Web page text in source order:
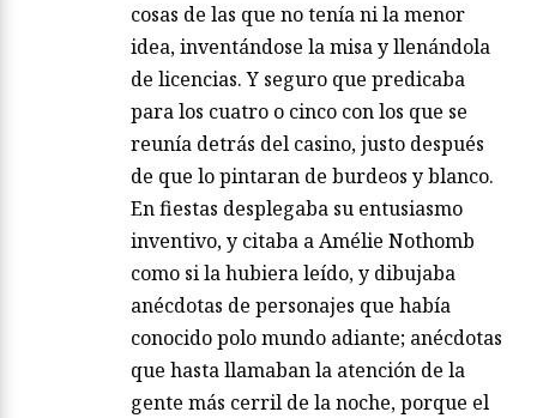
cosas de las que no tenía ni la menor
idea, inventándose la misa y llenándola
de licencias. Y seguro que predicaba
para los cuatro o cinco con los que se
reunía detrás del casino, justo después
de que lo pintaran de burdeos y blanco.
En fiestas desplegaba su entusiasmo
inventivo, y citaba a Amélie Nothomb
como si la hubiera leído, y dibujaba
anécdotas de personajes que había
conocido polo mundo adiante; anécdotas
que hasta llamaban la atención de la
gente más cerril de la noche, porque el